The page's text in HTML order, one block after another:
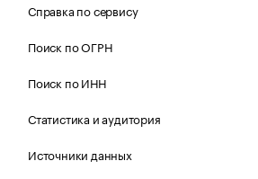
Справка по сервису
Поиск по ОГРН
Поиск по ИНН
Статистика и аудитория
Источники данных